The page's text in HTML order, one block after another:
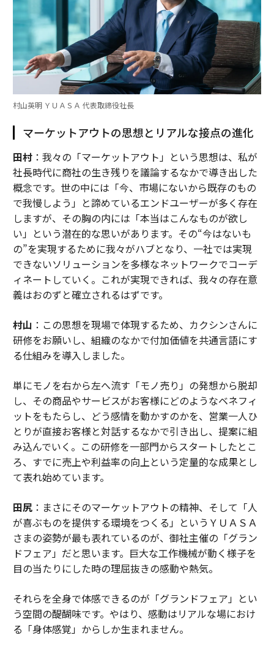
村山英明 ＹＵＡＳＡ 代表取締役社長
マーケットアウトの思想とリアルな接点の進化
田村：我々の「マーケットアウト」という思想は、私が
社長時代に商社の生き残りを議論するなかで導き出した
概念です。世の中には「今、市場にないから既存のもの
で我慢しよう」と諦めているエンドユーザーが多く存在
しますが、その胸の内には「本当はこんなものが欲し
い」という潜在的な思いがあります。その“今はないも
の”を実現するために我々がハブとなり、一社では実現
できないソリューションを多様なネットワークでコーデ
ィネートしていく。これが実現できれば、我々の存在意
義はおのずと確立されるはずです。
村山 ：この思想を現場で体現するため、カクシンさんに
研修をお願いし、組織のなかで付加価値を共通言語にす
る仕組みを導入しました。
単にモノを右から左へ流す「モノ売り」の発想から脱却
し、その商品やサービスがお客様にどのようなベネフィ
ットをもたらし、どう感情を動かすのかを、営業一人ひ
とりが直接お客様と対話するなかで引き出し、提案に組
み込んでいく。この研修を一部門からスタートしたとこ
ろ、すでに売上や利益率の向上という定量的な成果とし
て表れ始めています。
田尻：まさにそのマーケットアウトの精神、そして「人
が喜ぶものを提供する環境をつくる」というＹＵＡＳＡ
さまの姿勢が最も表れているのが、御社主催の「グラン
ドフェア」だと思います。巨大な工作機械が動く様子を
目の当たりにした時の理屈抜きの感動や熱気。
それらを全身で体感できるのが「グランドフェア」とい
う空間の醍醐味です。やはり、感動はリアルな場におけ
る「身体感覚」からしか生まれません。